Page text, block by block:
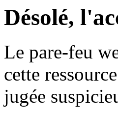
Désolé,
Le pare-feu
cette
jugée